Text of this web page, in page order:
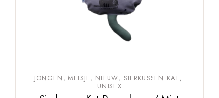
JONGEN MEISJE NIEUW
SIERKUSSEN KAT
UNISEX